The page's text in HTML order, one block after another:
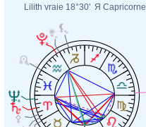
Lilith vraie 18°30' Я Capricorne